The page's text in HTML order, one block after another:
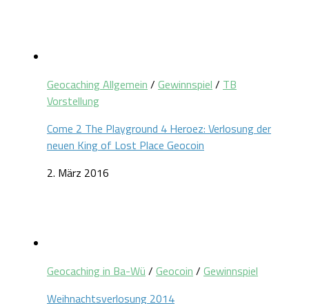
Geocaching Allgemein / Gewinnspiel / TB
Vorstellung
Come 2 The Playground 4 Heroez: Verlosung der
neuen King of Lost Place Geocoin
2. März 2016
Geocaching in Ba-Wü / Geocoin / Gewinnspiel
Weihnachtsverlosung 2014